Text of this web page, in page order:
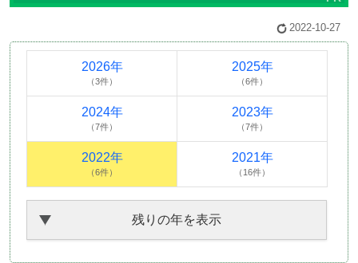
2022-10-27
2026年
（3件）
2025年
（6件）
2024年
（7件）
2023年
（7件）
2022年
（6件）
2021年
（16件）
残りの年を表示